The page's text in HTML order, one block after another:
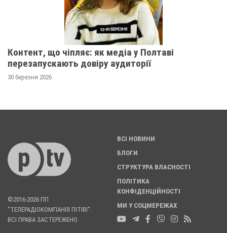
Контент, що чіпляє: як медіа у Полтаві
перезапускають довіру аудиторії
30 березня 2026
©2016-2026 ПП
"ТЕЛЕРАДІОКОМПАНІЯ ПІТІВІ".
ВСІ ПРАВА ЗАСТЕРЕЖЕНО
ВСІ НОВИНИ
БЛОГИ
СТРУКТУРА ВЛАСНОСТІ
ПОЛІТИКА
КОНФІДЕНЦІЙНОСТІ
МИ У СОЦМЕРЕЖАХ